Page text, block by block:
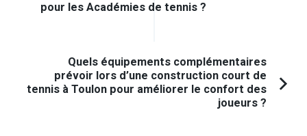
pour les Académies de tennis ?
Quels équipements complémentaires
prévoir lors d’une construction court de
tennis à Toulon pour améliorer le confort des
joueurs ?